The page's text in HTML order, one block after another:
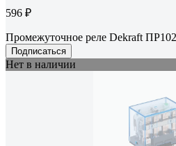
596 ₽
Промежуточное реле Dekraft
Подписаться
Нет в наличии